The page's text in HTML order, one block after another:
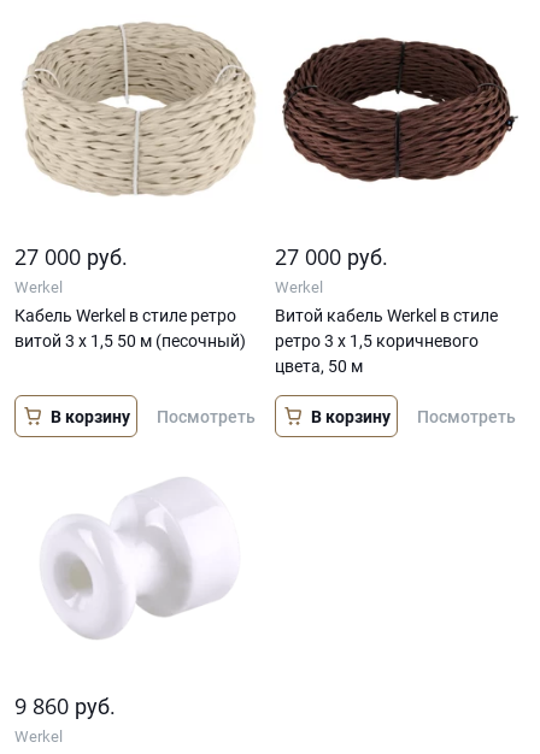
27 000 руб.
Werkel
Кабель Werkel в стиле ретро
витой 3 х 1,5 50 м (песочный)
В корзину Посмотреть
27 000 руб.
Werkel
Витой кабель Werkel в стиле
ретро 3 х 1,5 коричневого
цвета, 50 м
В корзину Посмотреть
9 860 руб.
Werkel